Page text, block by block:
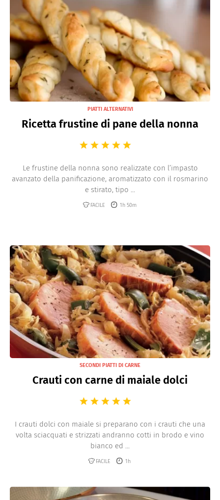
PIATTI ALTERNATIVI
Ricetta frustine di pane della nonna
Le frustine della nonna sono realizzate con l’impasto
avanzato della panificazione, aromatizzato con il rosmarino
e stirato, tipo ...
FACILE 1h 50m
SECONDI PIATTI DI CARNE
Crauti con carne di maiale dolci
I crauti dolci con maiale si preparano con i crauti che una
volta sciacquati e strizzati andranno cotti in brodo e vino
bianco ed ...
FACILE 1h